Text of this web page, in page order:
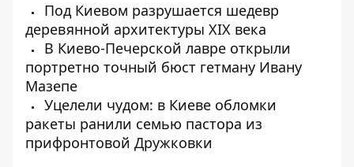
Под Киевом разрушается шедевр
деревянной архитектуры XIX века
В Киево-Печерской лавре открыли
портретно точный бюст гетману Ивану
Мазепе
Уцелели чудом: в Киеве обломки
ракеты ранили семью пастора из
прифронтовой Дружковки